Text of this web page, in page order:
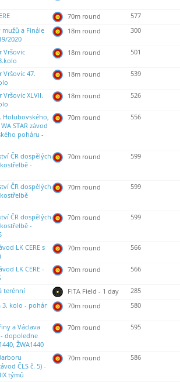
70m round
577
mužů a Finále
2020
18m round 300
Vršovic
18m round 501
Vršovic 47.
18m round 539
XLVII.
18m round 526
Holubovského,
STAR závod
poháru -
70m round 556
ČR dospělých
-
70m round 599
ČR dospělých
70m round 599
ČR dospělých
-
70m round 599
LK CERE s
70m round 566
LK CERE -
70m round 566
terénní FITA Field - 1 day
285
3. kolo - pohár
70m round 580
a Václava
dopoledne
ŽWA1440
70m round 595
ČLS č. 5) -
týmů
70m round 586